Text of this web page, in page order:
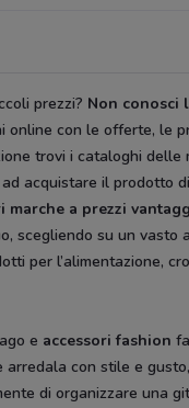
prezzi? Non conosci
con le offerte, le
trovi i cataloghi
acquistare il prodotto
a prezzi
scegliendo su un
per l’alimentazione,
e accessori fashion
con stile e
di organizzare una